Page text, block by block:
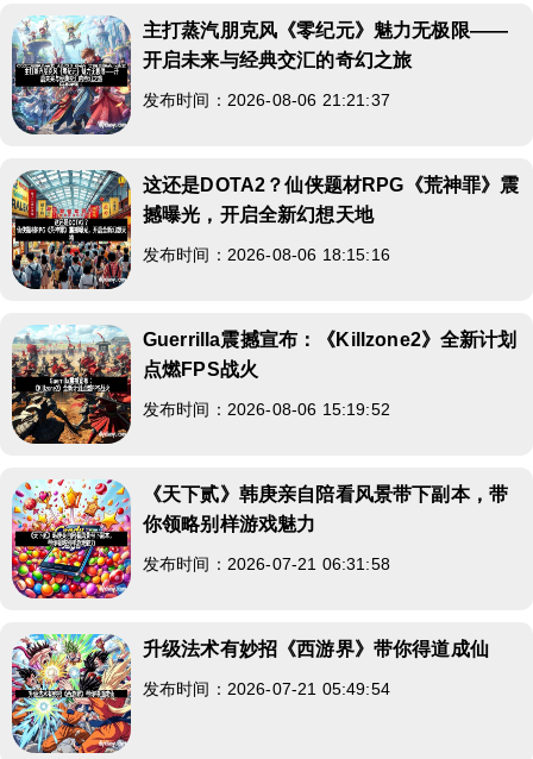
主打蒸汽朋克风《零纪元》魅力无极限——
开启未来与经典交汇的奇幻之旅
发布时间：2026-08-06 21:21:37
这还是DOTA2？仙侠题材RPG《荒神罪》震
撼曝光，开启全新幻想天地
发布时间：2026-08-06 18:15:16
Guerrilla震撼宣布：《Killzone2》全新计划
点燃FPS战火
发布时间：2026-08-06 15:19:52
《天下贰》韩庚亲自陪看风景带下副本，带
你领略别样游戏魅力
发布时间：2026-07-21 06:31:58
升级法术有妙招《西游界》带你得道成仙
发布时间：2026-07-21 05:49:54